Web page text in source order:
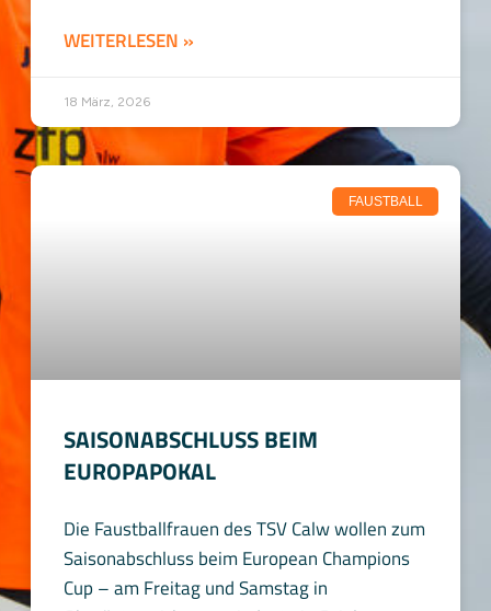
WEITERLESEN »
18 März, 2026
FAUSTBALL
SAISONABSCHLUSS BEIM
EUROPAPOKAL
Die Faustballfrauen des TSV Calw wollen zum
Saisonabschluss beim European Champions
Cup – am Freitag und Samstag in